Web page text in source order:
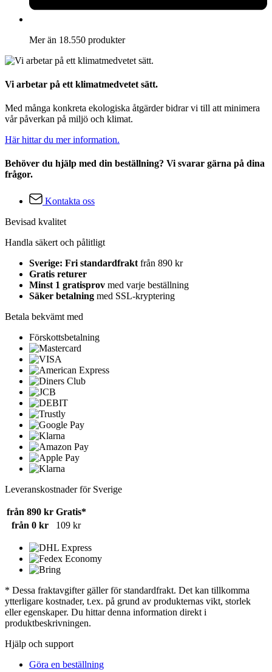
Mer än 18.550 produkter
Vi arbetar på ett klimatmedvetet sätt.
Med många konkreta ekologiska åtgärder bidrar vi till att minimera
vår påverkan på miljö och klimat.
Här hittar du mer information.
Behöver du hjälp med din beställning? Vi svarar gärna på dina
frågor.
Kontakta oss
Bevisad kvalitet
Handla säkert och pålitligt
Sverige: Fri standardfrakt från 890 kr
Gratis returer
Minst 1 gratisprov med varje beställning
Säker betalning med SSL-kryptering
Betala bekvämt med
Förskottsbetalning
Leveranskostnader för Sverige
från 890 kr Gratis*
från 0 kr
109 kr
* Dessa fraktavgifter gäller för standardfrakt. Det kan tillkomma
ytterligare kostnader, t.ex. på grund av produkternas vikt, storlek
eller egenskaper. Du hittar denna information direkt i
produktbeskrivningen.
Hjälp och support
Göra en beställning